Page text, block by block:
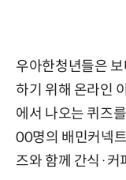
우아한청년들은
하기 위해 온라인
에서 나오는 퀴즈
00명의 배민커넥
즈와 함께 간식·커